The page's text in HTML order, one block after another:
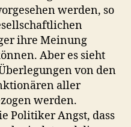
werden, so
ihre Meinung
Aber es sieht
von den
aller
werden.
Politiker Angst, dass